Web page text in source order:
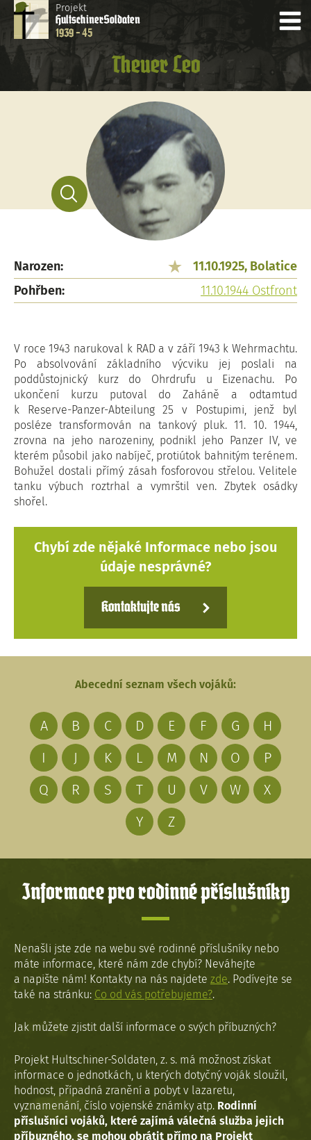
Projekt
HultschinerSoldaten
1939 - 45
Theuer Leo
Narozen:
11.10.1925, Bolatice
Pohřben:
11.10.1944 Ostfront
V roce 1943 narukoval k RAD a v září 1943 k Wehrmachtu.
Po absolvování základního výcviku jej poslali na
poddůstojnický kurz do Ohrdrufu u Eizenachu. Po
ukončení kurzu putoval do Zaháně a odtamtud
k Reserve-Panzer-Abteilung 25 v Postupimi, jenž byl
posléze transformován na tankový pluk. 11. 10. 1944,
zrovna na jeho narozeniny, podnikl jeho Panzer IV, ve
kterém působil jako nabíječ, protiútok bahnitým terénem.
Bohužel dostali přímý zásah fosforovou střelou. Velitele
tanku výbuch roztrhal a vymrštil ven. Zbytek osádky
shořel.
Chybí zde nějaké Informace nebo jsou
údaje nesprávné?
Kontaktujte nás
Abecední seznam všech vojáků:
A B C D E F G
H
I
J K L M N O
P
Q
R S T U V W
X
Y
Z
Informace pro rodinné příslušníky
Nenašli jste zde na webu své rodinné příslušníky nebo
máte informace, které nám zde chybí? Neváhejte
a napište nám! Kontakty na nás najdete zde. Podívejte se
také na stránku: Co od vás potřebujeme?.
Jak můžete zjistit další informace o svých příbuzných?
Projekt Hultschiner-Soldaten, z. s. má možnost získat
informace o jednotkách, u kterých dotyčný voják sloužil,
hodnost, případná zranění a pobyt v lazaretu,
vyznamenání, číslo vojenské známky atp. Rodinní
příslušníci vojáků, které zajímá válečná služba jejich
příbuzného, se mohou obrátit přímo na Projekt